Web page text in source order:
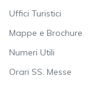
Uffici Turistici
Mappe e Brochure
Numeri Utili
Orari SS. Messe